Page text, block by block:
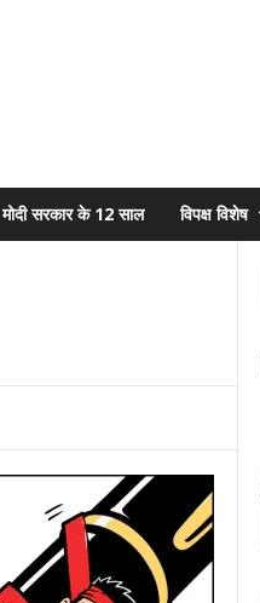
मोदी सरकार के 12 साल विपक्ष विशेष